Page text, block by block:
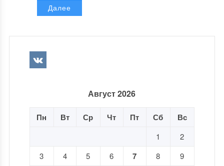
Далее
Август 2026
Пн Вт Ср Чт Пт Сб Вс
1
2
3
4 5 6 7 8
9